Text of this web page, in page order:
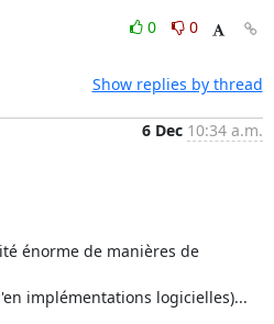
0
0
Show replies by thread
6 Dec 10:34 a.m.
énorme de manières de
implémentations logicielles)...